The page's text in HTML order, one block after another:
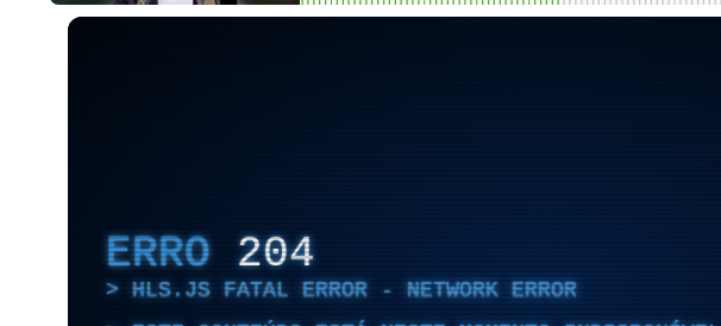
ERRO 204
HLS.JS FATAL ERROR - NETWORK ERROR